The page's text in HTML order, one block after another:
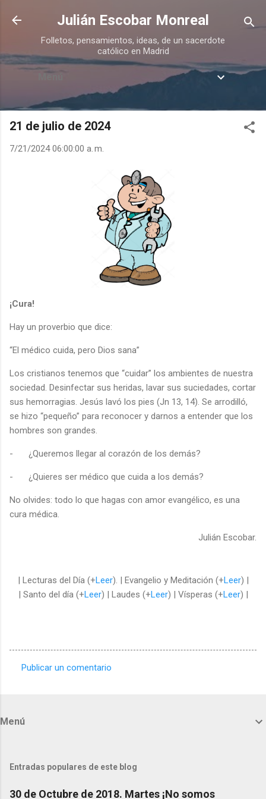
Ir al contenido principal
Julián Escobar Monreal
Folletos, pensamientos, ideas, de un sacerdote
católico en Madrid
Menú
21 de julio de 2024
7/21/2024 06:00:00 a. m.
¡Cura!
Hay un proverbio que dice:
“El médico cuida, pero Dios sana”
Los cristianos tenemos que “cuidar” los ambientes de nuestra
sociedad. Desinfectar sus heridas, lavar sus suciedades, cortar
sus hemorragias. Jesús lavó los pies (Jn 13, 14). Se arrodilló,
se hizo “pequeño” para reconocer y darnos a entender que los
hombres son grandes.
- ¿Queremos llegar al corazón de los demás?
- ¿Quieres ser médico que cuida a los demás?
No olvides: todo lo que hagas con amor evangélico, es una
cura médica.
Julián Escobar.
| Lecturas del Día (+Leer). | Evangelio y Meditación (+Leer) |
| Santo del día (+Leer) | Laudes (+Leer) | Vísperas (+Leer) |
t
r
Publicar un comentario
Menú
Entradas populares de este blog
30 de Octubre de 2018. Martes ¡No somos